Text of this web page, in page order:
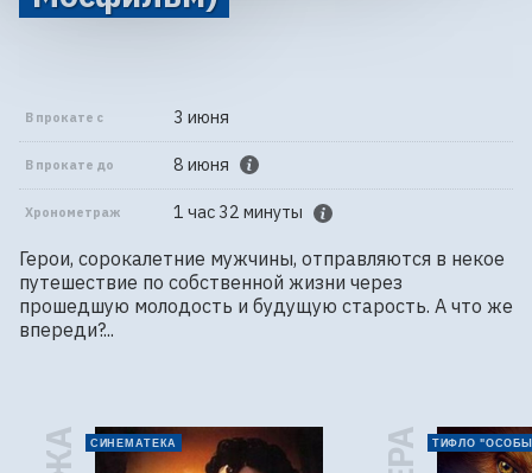
В прокате с 3 июня
В прокате до 8 июня
Хронометраж 1 час 32 минуты
Герои, сорокалетние мужчины, отправляются в некое
путешествие по собственной жизни через
прошедшую молодость и будущую старость. А что же
впереди?...
СИНЕМАТЕКА ТИФЛО